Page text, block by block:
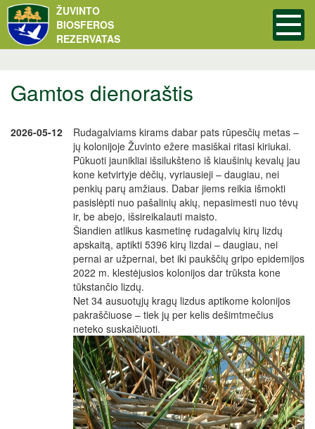
ŽUVINTO
BIOSFEROS
REZERVATAS
Gamtos dienoraštis
2026-05-12
Rudagalviams kirams dabar pats rūpesčių metas –
jų kolonijoje Žuvinto ežere masiškai ritasi kiriukai.
Pūkuoti jaunikliai išsilukšteno iš kiaušinių kevalų jau
kone ketvirtyje dėčių, vyriausieji – daugiau, nei
penkių parų amžiaus. Dabar jiems reikia išmokti
pasislėpti nuo pašalinių akių, nepasimesti nuo tėvų
ir, be abejo, išsireikalauti maisto.
Šiandien atlikus kasmetinę rudagalvių kirų lizdų
apskaitą, aptikti 5396 kirų lizdai – daugiau, nei
pernai ar užpernai, bet iki paukščių gripo epidemijos
2022 m. klestėjusios kolonijos dar trūksta kone
tūkstančio lizdų.
Net 34 ausuotųjų kragų lizdus aptikome kolonijos
pakraščiuose – tiek jų per kelis dešimtmečius
neteko suskaičiuoti.